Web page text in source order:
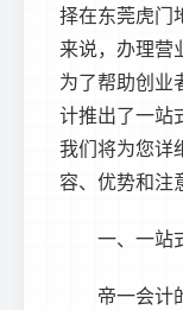
择在东莞虎门
来说，办理营
为了帮助创业
计推出了一站
我们将为您详
容、优势和注
一、一站
帝一会计